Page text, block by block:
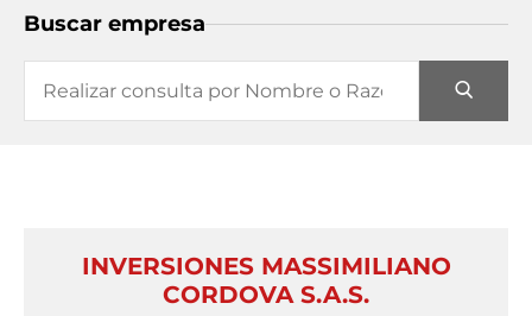
Buscar empresa
INVERSIONES MASSIMILIANO
CORDOVA S.A.S.